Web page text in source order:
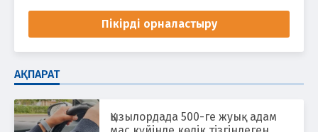
Пікірді орналастыру
АҚПАРАТ
Қызылордада 500-ге жуық адам